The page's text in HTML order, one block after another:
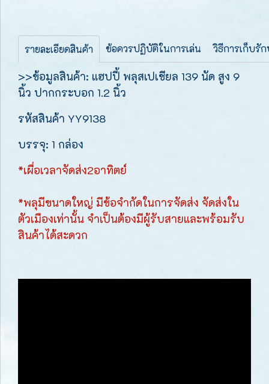
รายละเอียดสินค้า ข้อควรปฏิบัติในการเล่น วิธีการเก็บรั
>>ข้อมูลสินค้า: แฮปปี้ พลุสเปเชียล 139 นัด สูง 9
นิ้ว ปากกระบอก 1.2 นิ้ว
รหัสสินค้า YY9138
บรรจุ: 1 กล่อง
*เผื่อเวลาจัดส่ง2อาทิตย์
*พลุมีขนาดใหญ่ มีข้อจำกัดในการจัดส่ง จัดส่งใน
ตัวเมืองเท่านั้น จำเป็นต้องมีผู้รับสายและพร้อมรับ
สินค้าได้สะดวก